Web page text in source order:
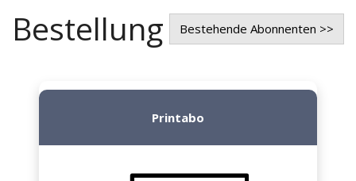
Bestellung Bestehende Abonnenten >>
Printabo